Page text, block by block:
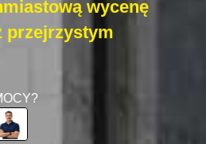
wycenę
przejrzystym